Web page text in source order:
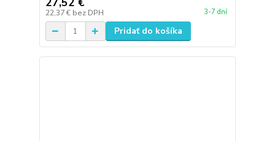
22,37 € bez DPH 3-7 dní
Pridať do košíka